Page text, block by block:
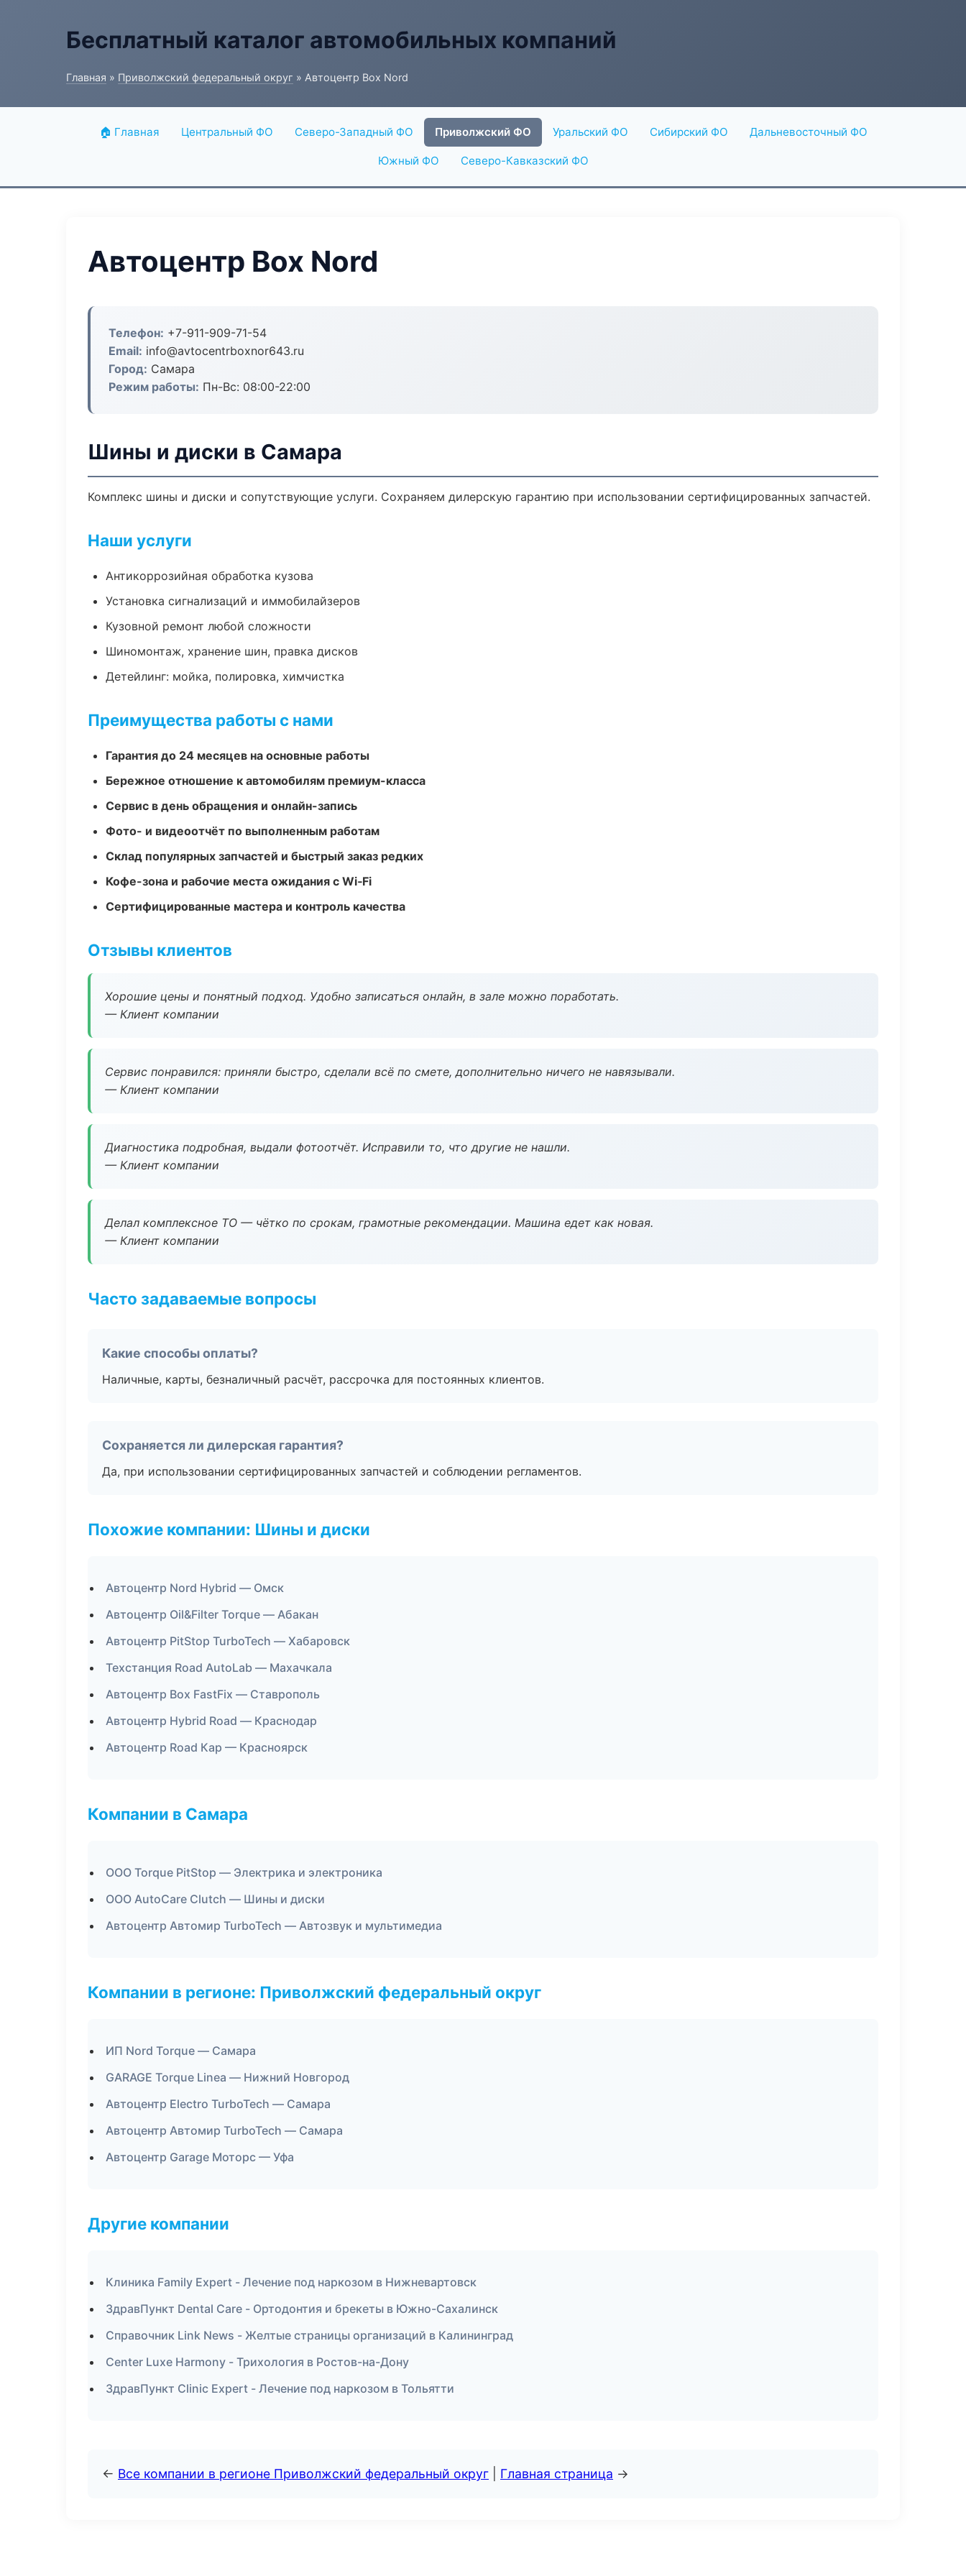
Бесплатный каталог автомобильных компаний
Главная » Приволжский федеральный округ » Автоцентр Box Nord
🏠 Главная Центральный ФО Северо-Западный ФО Приволжский ФО Уральский ФО Сибирский ФО Дальневосточный ФО
Южный ФО Северо-Кавказский ФО
Автоцентр Box Nord
Телефон: +7-911-909-71-54
Email: info@avtocentrboxnor643.ru
Город: Самара
Режим работы: Пн-Вс: 08:00-22:00
Шины и диски в Самара
Комплекс шины и диски и сопутствующие услуги. Сохраняем дилерскую гарантию при использовании сертифицированных запчастей.
Наши услуги
Антикоррозийная обработка кузова
Установка сигнализаций и иммобилайзеров
Кузовной ремонт любой сложности
Шиномонтаж, хранение шин, правка дисков
Детейлинг: мойка, полировка, химчистка
Преимущества работы с нами
Гарантия до 24 месяцев на основные работы
Бережное отношение к автомобилям премиум-класса
Сервис в день обращения и онлайн-запись
Фото- и видеоотчёт по выполненным работам
Склад популярных запчастей и быстрый заказ редких
Кофе-зона и рабочие места ожидания с Wi‑Fi
Сертифицированные мастера и контроль качества
Отзывы клиентов
Хорошие цены и понятный подход. Удобно записаться онлайн, в зале можно поработать.
— Клиент компании
Сервис понравился: приняли быстро, сделали всё по смете, дополнительно ничего не навязывали.
— Клиент компании
Диагностика подробная, выдали фотоотчёт. Исправили то, что другие не нашли.
— Клиент компании
Делал комплексное ТО — чётко по срокам, грамотные рекомендации. Машина едет как новая.
— Клиент компании
Часто задаваемые вопросы
Какие способы оплаты?
Наличные, карты, безналичный расчёт, рассрочка для постоянных клиентов.
Сохраняется ли дилерская гарантия?
Да, при использовании сертифицированных запчастей и соблюдении регламентов.
Похожие компании: Шины и диски
Автоцентр Nord Hybrid — Омск
Автоцентр Oil&Filter Torque — Абакан
Автоцентр PitStop TurboTech — Хабаровск
Техстанция Road AutoLab — Махачкала
Автоцентр Box FastFix — Ставрополь
Автоцентр Hybrid Road — Краснодар
Автоцентр Road Кар — Красноярск
Компании в Самара
ООО Torque PitStop — Электрика и электроника
ООО AutoCare Clutch — Шины и диски
Автоцентр Автомир TurboTech — Автозвук и мультимедиа
Компании в регионе: Приволжский федеральный округ
ИП Nord Torque — Самара
GARAGE Torque Linea — Нижний Новгород
Автоцентр Electro TurboTech — Самара
Автоцентр Автомир TurboTech — Самара
Автоцентр Garage Моторс — Уфа
Другие компании
Клиника Family Expert - Лечение под наркозом в Нижневартовск
ЗдравПункт Dental Care - Ортодонтия и брекеты в Южно-Сахалинск
Справочник Link News - Желтые страницы организаций в Калининград
Center Luxe Harmony - Трихология в Ростов-на-Дону
ЗдравПункт Clinic Expert - Лечение под наркозом в Тольятти
← Все компании в регионе Приволжский федеральный округ Главная страница →